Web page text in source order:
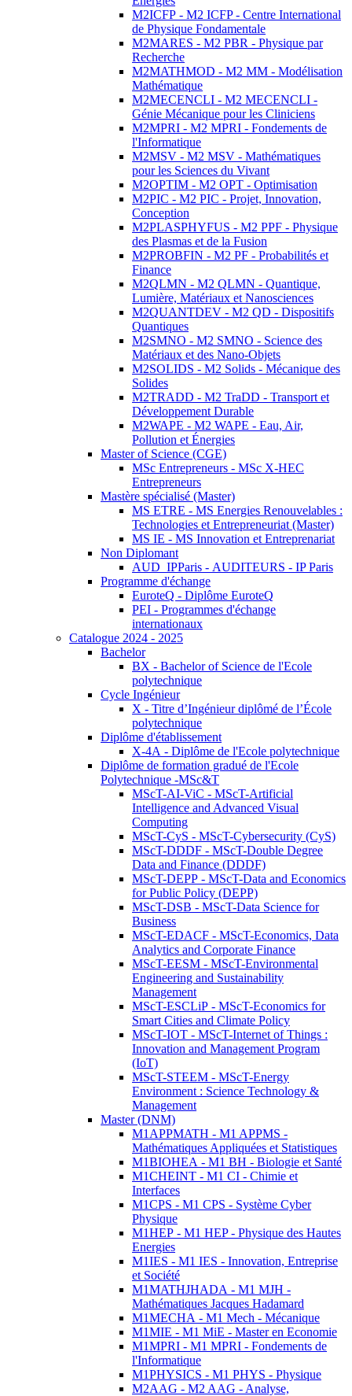
M2ICFP - M2 ICFP - Centre International
de Physique Fondamentale
M2MARES - M2 PBR - Physique par
Recherche
M2MATHMOD - M2 MM - Modélisation
Mathématique
M2MECENCLI - M2 MECENCLI -
Génie Mécanique pour les Cliniciens
M2MPRI - M2 MPRI - Fondements de
l'Informatique
M2MSV - M2 MSV - Mathématiques
pour les Sciences du Vivant
M2OPTIM - M2 OPT - Optimisation
M2PIC - M2 PIC - Projet, Innovation,
Conception
M2PLASPHYFUS - M2 PPF - Physique
des Plasmas et de la Fusion
M2PROBFIN - M2 PF - Probabilités et
Finance
M2QLMN - M2 QLMN - Quantique,
Lumière, Matériaux et Nanosciences
M2QUANTDEV - M2 QD - Dispositifs
Quantiques
M2SMNO - M2 SMNO - Science des
Matériaux et des Nano-Objets
M2SOLIDS - M2 Solids - Mécanique des
Solides
M2TRADD - M2 TraDD - Transport et
Développement Durable
M2WAPE - M2 WAPE - Eau, Air,
Pollution et Énergies
Master of Science (CGE)
MSc Entrepreneurs - MSc X-HEC
Entrepreneurs
Mastère spécialisé (Master)
MS ETRE - MS Energies Renouvelables :
Technologies et Entrepreneuriat (Master)
MS IE - MS Innovation et Entreprenariat
Non Diplomant
AUD_IPParis - AUDITEURS - IP Paris
Programme d'échange
EuroteQ - Diplôme EuroteQ
PEI - Programmes d'échange
internationaux
Catalogue 2024 - 2025
Bachelor
BX - Bachelor of Science de l'Ecole
polytechnique
Cycle Ingénieur
X - Titre d’Ingénieur diplômé de l’École
polytechnique
Diplôme d'établissement
X-4A - Diplôme de l'Ecole polytechnique
Diplôme de formation gradué de l'Ecole
Polytechnique -MSc&T
MScT-AI-ViC - MScT-Artificial
Intelligence and Advanced Visual
Computing
MScT-CyS - MScT-Cybersecurity (CyS)
MScT-DDDF - MScT-Double Degree
Data and Finance (DDDF)
MScT-DEPP - MScT-Data and Economics
for Public Policy (DEPP)
MScT-DSB - MScT-Data Science for
Business
MScT-EDACF - MScT-Economics, Data
Analytics and Corporate Finance
MScT-EESM - MScT-Environmental
Engineering and Sustainability
Management
MScT-ESCLiP - MScT-Economics for
Smart Cities and Climate Policy
MScT-IOT - MScT-Internet of Things :
Innovation and Management Program
(IoT)
MScT-STEEM - MScT-Energy
Environment : Science Technology &
Management
Master (DNM)
M1APPMATH - M1 APPMS -
Mathématiques Appliquées et Statistiques
M1BIOHEA - M1 BH - Biologie et Santé
M1CHEINT - M1 CI - Chimie et
Interfaces
M1CPS - M1 CPS - Système Cyber
Physique
M1HEP - M1 HEP - Physique des Hautes
Energies
M1IES - M1 IES - Innovation, Entreprise
et Société
M1MATHJHADA - M1 MJH -
Mathématiques Jacques Hadamard
M1MECHA - M1 Mech - Mécanique
M1MIE - M1 MiE - Master en Economie
M1MPRI - M1 MPRI - Fondements de
l'Informatique
M1PHYSICS - M1 PHYS - Physique
M2AAG - M2 AAG - Analyse,